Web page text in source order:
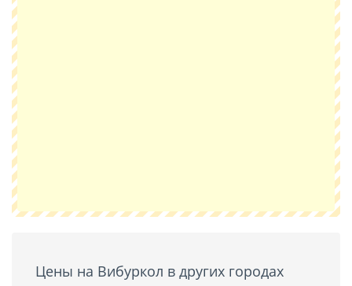
Цены на Вибуркол в других городах